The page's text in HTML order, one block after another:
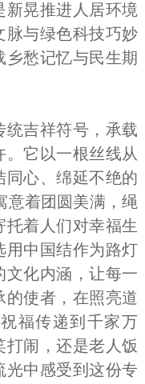
新晃推进人居环境
脉与绿色科技巧妙
愁记忆与民生期
吉祥符号，承载
它以一根丝线从
同心、绵延不绝的
意着团圆美满，绳
着人们对幸福生
用中国结作为路灯
文化内涵，让每一
的使者，在照亮道
福传递到千家万
打闹，还是老人饭
光中感受到这份专